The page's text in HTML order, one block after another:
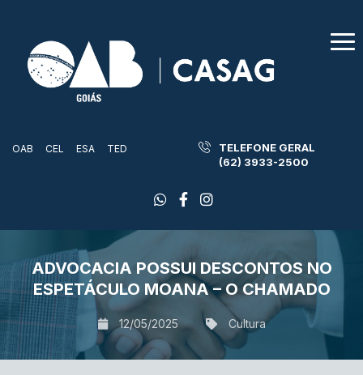
OAB CEL ESA TED
TELEFONE GERAL
(62) 3933-2500
ADVOCACIA POSSUI DESCONTOS NO
ESPETÁCULO MOANA – O CHAMADO
12/05/2025 Cultura